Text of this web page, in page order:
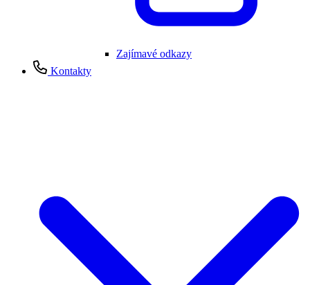
Zajímavé odkazy
Kontakty